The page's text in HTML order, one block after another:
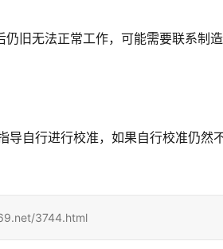
旧无法正常工作，可能需要联系制
导自行进行校准，如果自行校准仍然
3744.html